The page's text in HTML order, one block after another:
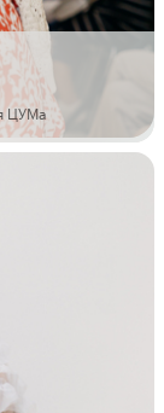
ЦУМа